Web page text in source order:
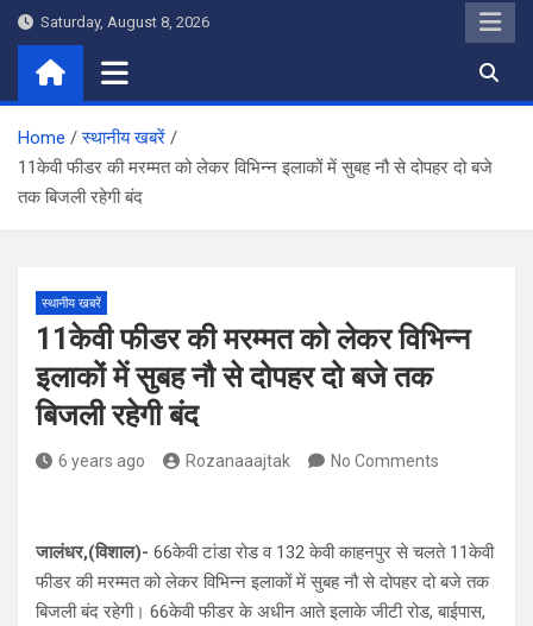
Skip
content
Saturday, August 8, 2026
Home
स्थानीय खबरें
11केवी फीडर की मरम्मत को लेकर विभिन्न इलाकों में सुबह नौ से दोपहर दो बजे
तक बिजली रहेगी बंद
स्थानीय खबरें
11केवी फीडर की मरम्मत को लेकर विभिन्न
इलाकों में सुबह नौ से दोपहर दो बजे तक
बिजली रहेगी बंद
6 years ago Rozanaaajtak No Comments
जालंधर,(विशाल)- 66केवी टांडा रोड व 132 केवी काहनपुर से चलते 11केवी
फीडर की मरम्मत को लेकर विभिन्न इलाकों में सुबह नौ से दोपहर दो बजे तक
बिजली बंद रहेगी। 66केवी फीडर के अधीन आते इलाके जीटी रोड, बाईपास,